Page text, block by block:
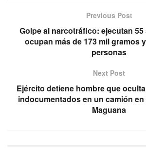
Previous Post
Golpe al narcotráfico: ejecutan
ocupan más de 173 mil gramos
personas
Next Post
Ejército detiene hombre que
indocumentados en un camión en
Maguana